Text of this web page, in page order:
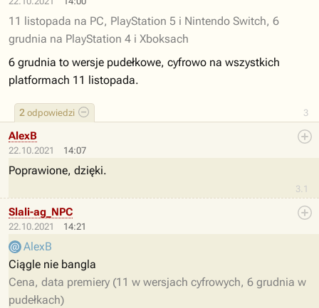
3
2 odpowiedzi
11 listopada na PC, PlayStation 5 i Nintendo Switch, 6
grudnia na PlayStation 4 i Xboksach
6 grudnia to wersje pudełkowe, cyfrowo na wszystkich
platformach 11 listopada.
22.10.2021 14:07
3.1
AlexB
Poprawione, dzięki.
22.10.2021 14:21
Slali-ag_NPC
AlexB
Ciągle nie bangla
Cena, data premiery (11 w wersjach cyfrowych, 6 grudnia w
pudełkach)